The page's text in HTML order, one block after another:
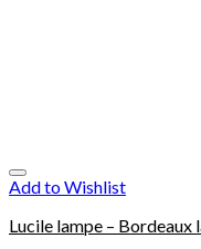
Add to Wishlist
Lucile lampe –